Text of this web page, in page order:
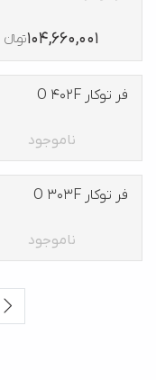
104,660,001تومانءءء
فر توکار O 402F
ناموجود
فر توکار O 303F
ناموجود